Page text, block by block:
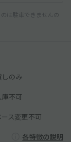
は駐車できませんの
しのみ
庫不可
ース変更不可
各特徴の説明